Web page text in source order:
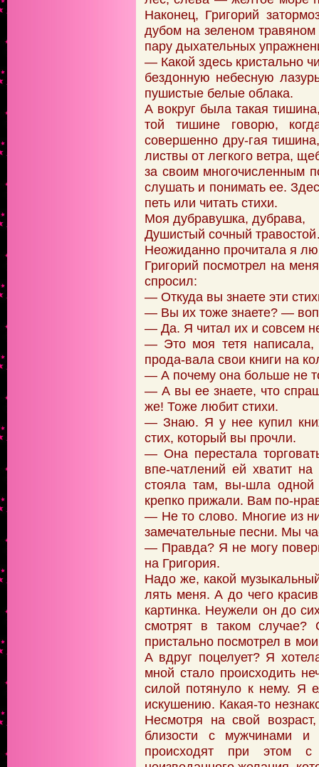
Наконец, Григорий
дубом на зеленом
пару дыхательных
— Какой здесь кристально
бездонную небесную
пушистые белые облака.
А вокруг была такая
той тишине говорю,
совершенно дру-гая
листвы от легкого ветра,
за своим многочисленным
слушать и понимать ее.
петь или читать стихи.
Моя дубравушка, дубрава,
Душистый сочный
Неожиданно прочитала я
Григорий посмотрел на
спросил:
— Откуда вы знаете эти
— Вы их тоже знаете? —
— Да. Я читал их и совсем
— Это моя тетя
прода-вала свои книги на
— А почему она больше не
— А вы ее знаете, что
же! Тоже любит стихи.
— Знаю. Я у нее купил
стих, который вы прочли.
— Она перестала
впе-чатлений ей хватит
стояла там, вы-шла одной
крепко прижали. Вам по-
— Не то слово. Многие из
замечательные песни. Мы
— Правда? Я не могу
на Григория.
Надо же, какой
лять меня. А до чего
картинка. Неужели он до
смотрят в таком
пристально посмотрел в
А вдруг поцелует? Я
мной стало происходить
силой потянуло к нему. Я
искушению. Какая-то
Несмотря на свой
близости с мужчинами и
происходят при этом